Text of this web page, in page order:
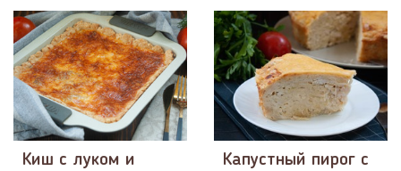
Киш с луком и
Капустный пирог с